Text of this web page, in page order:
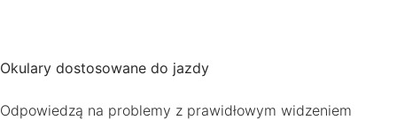
Okulary dostosowane do jazdy
Odpowiedzą na problemy z prawidłowym widzeniem